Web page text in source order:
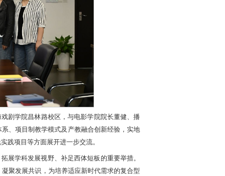
剧学院昌林路校区，与电影学院院长董健、播
、项目制教学模式及产教融合创新经验，实地
践项目等方面展开进一步交流。
展学科发展视野、补足西体短板的重要举措。
聚发展共识，为培养适应新时代需求的复合型